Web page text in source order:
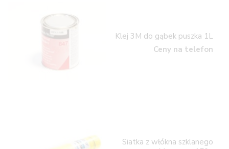
Klej 3M do gąbek puszka 1L
Ceny na telefon
Siatka z włókna szklanego